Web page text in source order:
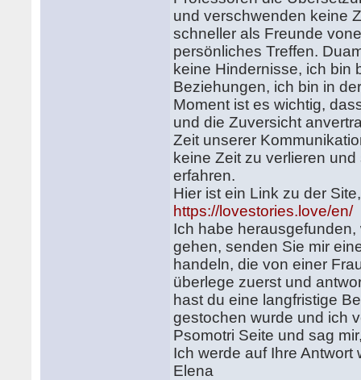
und verschwenden keine
schneller als Freunde
persönliches Treffen.
keine Hindernisse, ich bin
Beziehungen, ich bin in
Moment ist es wichtig,
und die Zuversicht
Zeit unserer
keine Zeit zu verlieren
erfahren.
Hier ist ein Link zu der
https://lovestories.love/en/
Ich habe
gehen, senden Sie mir
handeln, die von einer
überlege zuerst und
hast du eine langfristige
gestochen wurde und ich
Psomotri Seite und sag
Ich werde auf Ihre Antwort
Elena